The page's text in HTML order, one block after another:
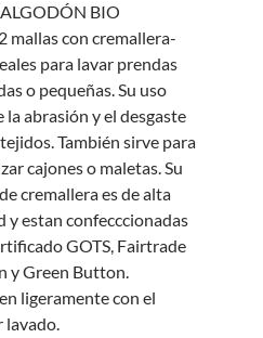
BIO
mallas con cremallera-
para lavar prendas
o pequeñas. Su uso
la abrasión y el desgaste
También sirve para
cajones o maletas. Su
cremallera es de alta
y estan confecccionadas
GOTS, Fairtrade
y Green Button.
ligeramente con el
lavado.